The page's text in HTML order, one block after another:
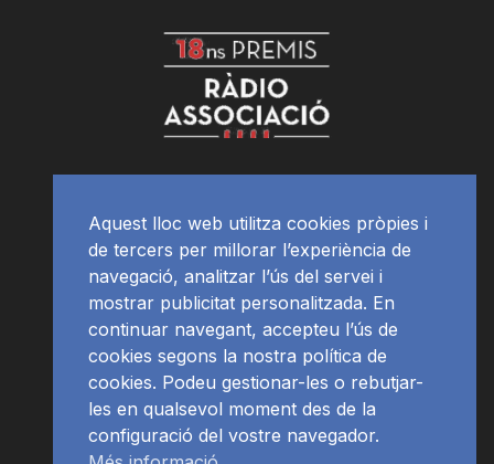
Aquest lloc web utilitza cookies pròpies i
de tercers per millorar l’experiència de
navegació, analitzar l’ús del servei i
mostrar publicitat personalitzada. En
continuar navegant, accepteu l’ús de
cookies segons la nostra política de
cookies. Podeu gestionar-les o rebutjar-
les en qualsevol moment des de la
configuració del vostre navegador.